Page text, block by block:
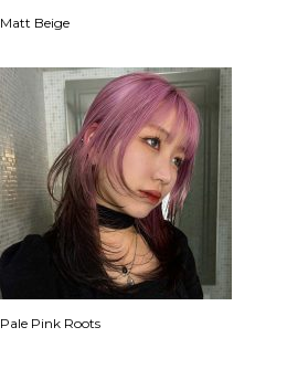
Matt Beige
Pale Pink Roots